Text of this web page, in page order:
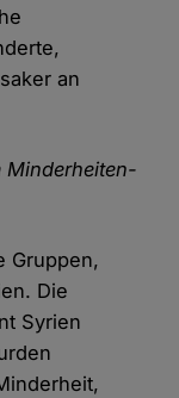
an
Minderheiten-
Gruppen,
Die
Syrien